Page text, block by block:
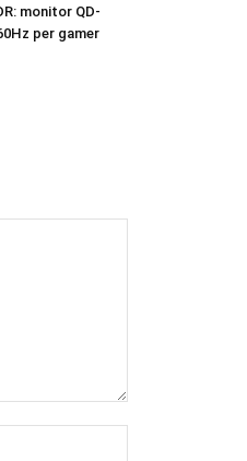
monitor QD-
per gamer